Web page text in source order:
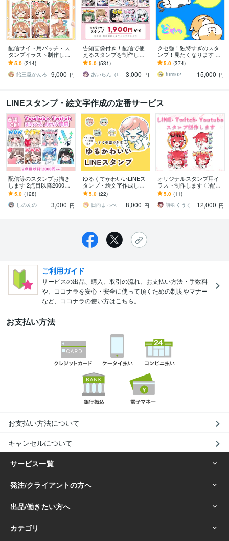
配信サイト用バッチ・ス
タンプイラスト制作しま
す 企業実績あり！メンバ
ーシップやサブスク特典
に最適！
5.0 (214)
飴三屋かんろ
9,000 円
告知画像付き！配信で使
えるスタンプを制作しま
す アニメーションスタン
プも対応はじめました！
5.0 (531)
あいらん（iran_stn） 3,000 円
クセ強！独特すぎのスタ
ンプ！見たくなります 大
手企業様お墨付きクオリ
ティ！キャラ映え間違い
ナシ！
5.0 (374)
fumi02
15,000 円
LINEスタンプ・絵文字作成の定番サービス
配信等のスタンプお描き
します 2点目以降2000
円。GIFアニメーションス
タンプも！
5.0 (128)
しのんの
3,000 円
ゆるくてかわいいLINEス
タンプ・絵文字作成しま
す メイン画像、タブ画像
込みですぐに申請できま
す！
5.0 (22)
日向まっぺ
8,000 円
オリジナルスタンプ用イ
ラスト制作します 〇配信
や日常で使いやすい8種セ
ット！文字なしイラスト
付き〇
5.0 (11)
詩羽くうく
12,000 円
ご利用ガイド
サービスの出品、購入、取引の流れ、お支払い方法・手数料
や、ココナラを安心・安全に使って頂くための制度やマナー
など、ココナラの使い方はこちら。
お支払い方法
お支払い方法について
キャンセルについて